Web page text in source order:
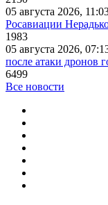
05 августа 2026,
Росавиации
1983
05 августа 2026,
после атаки дронов
6499
Все новости